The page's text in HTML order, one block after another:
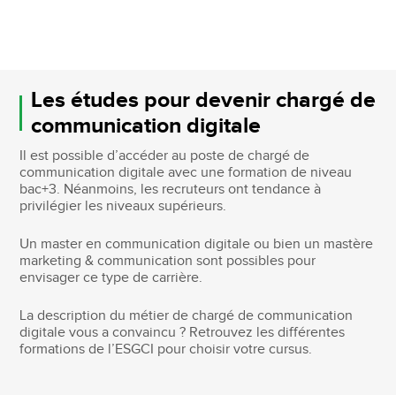
Les études pour devenir chargé de
communication digitale
Il est possible d’accéder au poste de chargé de
communication digitale avec une formation de niveau
bac+3. Néanmoins, les recruteurs ont tendance à
privilégier les niveaux supérieurs.
Un master en communication digitale ou bien un mastère
marketing & communication sont possibles pour
envisager ce type de carrière.
La description du métier de chargé de communication
digitale vous a convaincu ? Retrouvez les différentes
formations de l’ESGCI pour choisir votre cursus.